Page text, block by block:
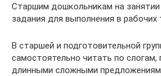
Старшим дошкольникам на
задания для выполнения в рабочих
В старшей и подготовительной
самостоятельно читать по слогам,
длинными сложными